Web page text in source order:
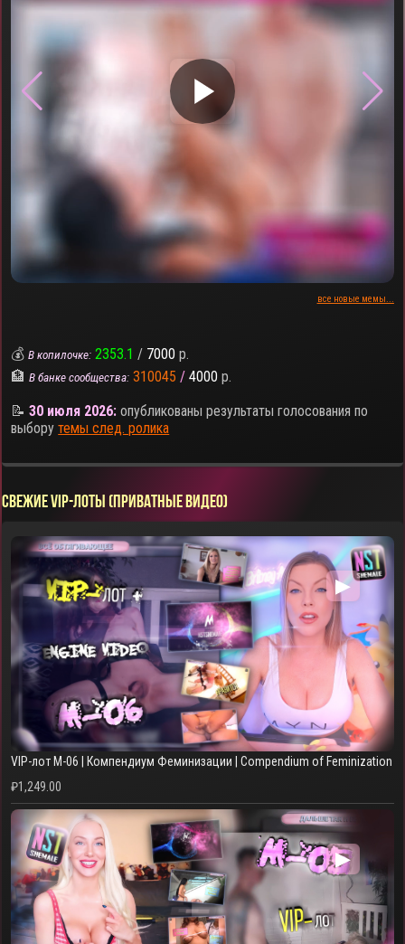
▶
все новые мемы...
💰В копилочке: 2353.1 / 7000 р.
🏦В банке сообщества: 310045 / 4000 р.
📝30 июля 2026: опубликованы результаты голосования по
выборутемы след. ролика
СВЕЖИЕ VIP-ЛОТЫ (ПРИВАТНЫЕ ВИДЕО)
▶
VIP-лот M-06 | Компендиум Феминизации | Compendium of Feminization
₽1,249.00
▶